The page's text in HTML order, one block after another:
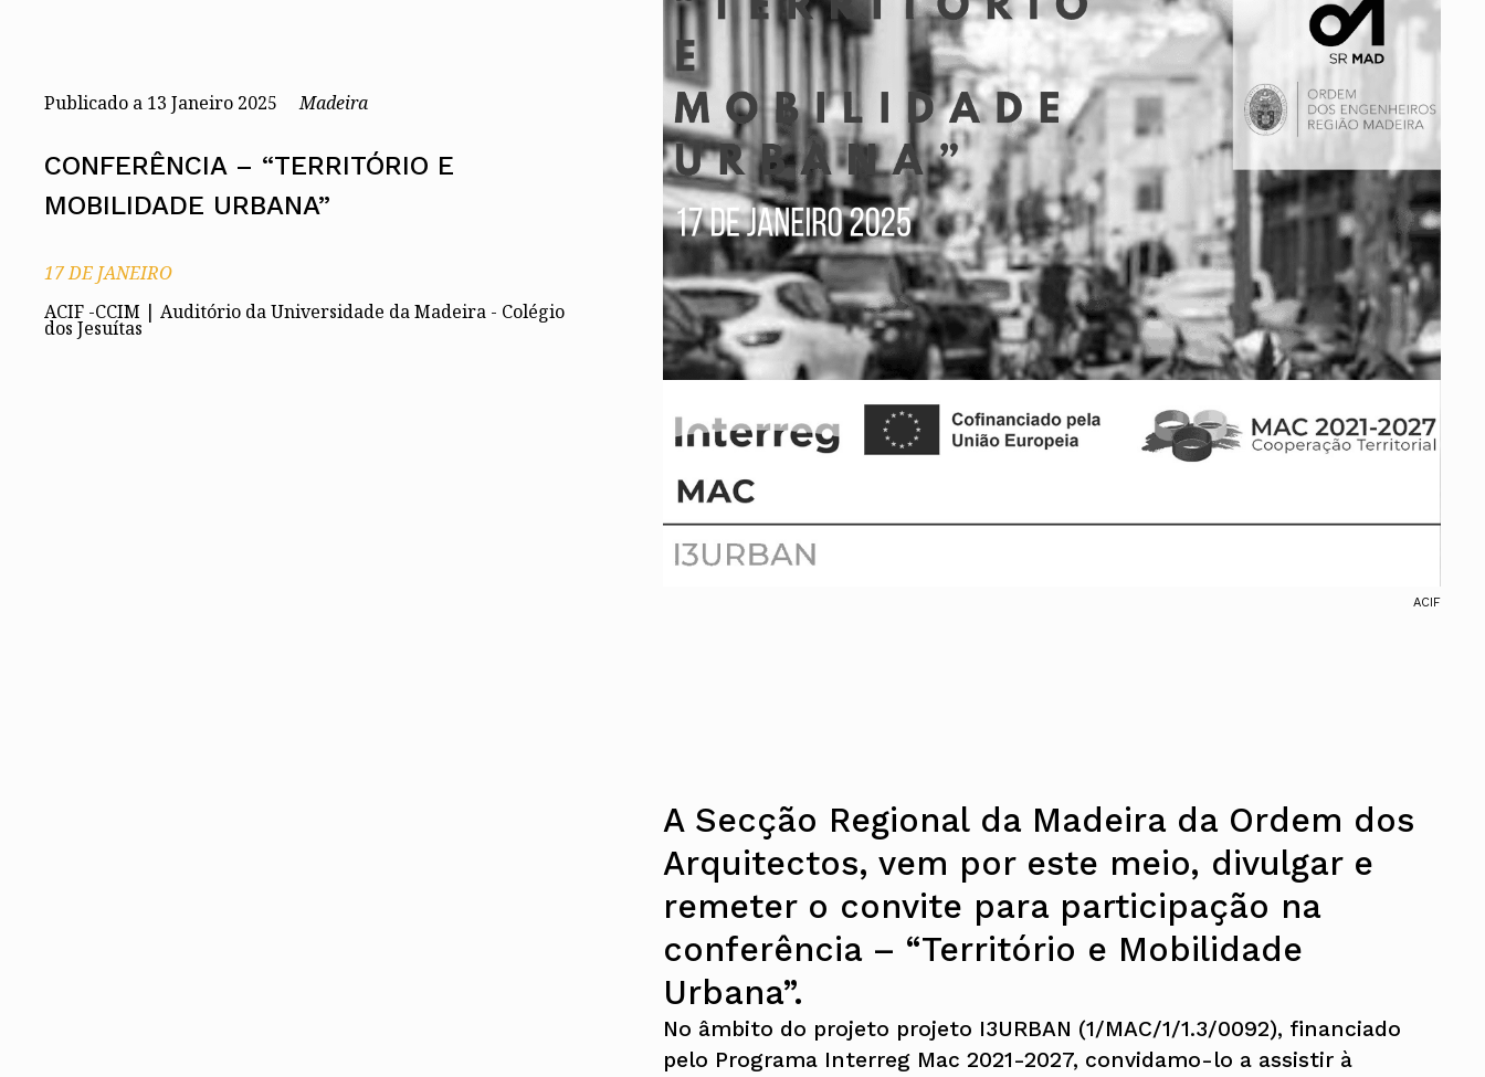
Alentejo
Algarve
Madeira
Açores
Comunicados
Toda a OA
Norte
Centro
Lisboa e Vale do Tejo
Alentejo
Algarve
Madeira
Açores
Publicado a 13 Janeiro 2025 Madeira
CONFERÊNCIA – “TERRITÓRIO E
MOBILIDADE URBANA”
17 DE JANEIRO
ACIF -CCIM | Auditório da Universidade da Madeira - Colégio
dos Jesuítas
ACIF
A Secção Regional da Madeira da Ordem dos
Arquitectos, vem por este meio, divulgar e
remeter o convite para participação na
conferência – “Território e Mobilidade
Urbana”.
No âmbito do projeto projeto I3URBAN (1/MAC/1/1.3/0092), financiado
pelo Programa Interreg Mac 2021-2027, convidamo-lo a assistir à